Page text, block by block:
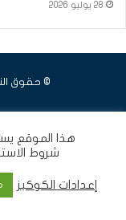
28 يوليو 2026
© حقوق النشر 2026، جميع
هذا الموقع
شروط
إعدادات الكوكيز